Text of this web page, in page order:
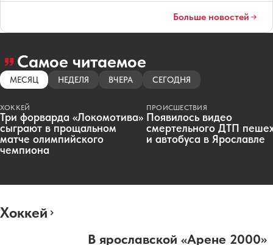
Больше новостей
Самое читаемое
МЕСЯЦ НЕДЕЛЯ ВЧЕРА СЕГОДНЯ
ХОККЕЙ
Три форварда «Локомотива»
сыграют в прощальном
матче олимпийского
чемпиона
ПРОИСШЕСТВИЯ
Появилось видео
смертельного ДТП
и автобуса в Ярославле
Хоккей
В ярославской «Арене 2000»